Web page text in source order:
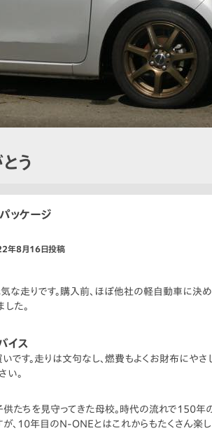
う
ッケージ
年8月16日投稿
な走りです。購入前、ほぼ他社の軽自動車に
た。
イス
です。走りは文句なし、燃費もよくお財布にや
い。
たちを見守ってきた母校。時代の流れで150年
、10年目のN-ONEとはこれからもたくさん楽し